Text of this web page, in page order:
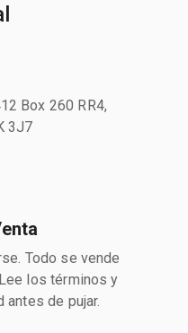
Box 260 RR4,
3J7
Todo se vende
los términos y
de pujar.